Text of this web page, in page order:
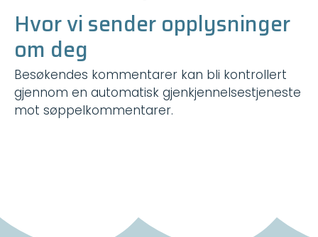
Hvor vi sender opplysninger
om deg
Besøkendes kommentarer kan bli kontrollert
gjennom en automatisk gjenkjennelsestjeneste
mot søppelkommentarer.